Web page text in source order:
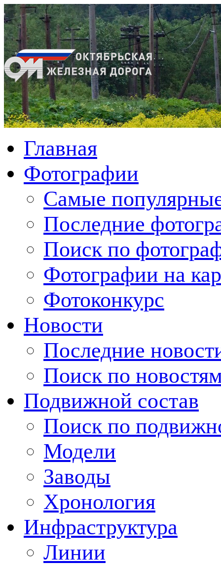
Главная
Фотографии
Cамые
Последние
Поиск по
Фотографии на
Фотоконкурс
Новости
Последние
Поиск по
Подвижной состав
Поиск по
Модели
Заводы
Хронология
Инфраструктура
Линии